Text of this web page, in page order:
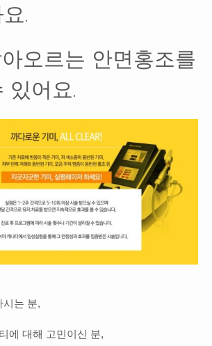
.
오르는 안면홍조를
있어요.
시는 분,
에 대해 고민이신 분,